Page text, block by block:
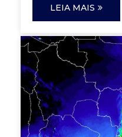
LEIA MAIS